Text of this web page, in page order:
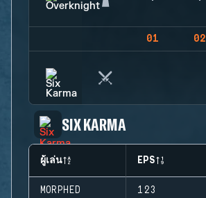
01 02
SIX KARMA
ผู้เล่น EPS
MORPHED 123